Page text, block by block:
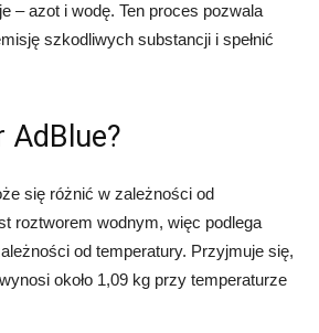
– azot i wodę. Ten proces pozwala
szkodliwych substancji i spełnić
AdBlue?
się różnić w zależności od
roztworem wodnym, więc podlega
od temperatury. Przyjmuje się,
około 1,09 kg przy temperaturze